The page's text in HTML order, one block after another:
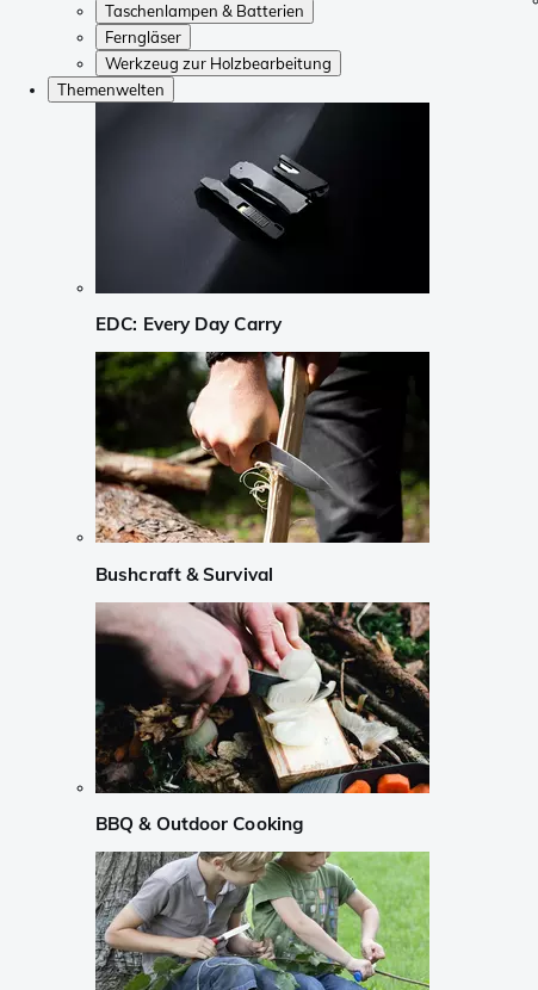
Taschenlampen & Batterien
Ferngläser
Werkzeug zur Holzbearbeitung
Themenwelten
EDC: Every Day Carry
Bushcraft & Survival
BBQ & Outdoor Cooking